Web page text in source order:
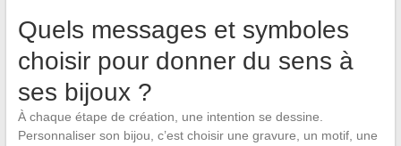
Quels messages et symboles
choisir pour donner du sens à
ses bijoux ?
À chaque étape de création, une intention se dessine.
Personnaliser son bijou, c’est choisir une gravure, un motif, une